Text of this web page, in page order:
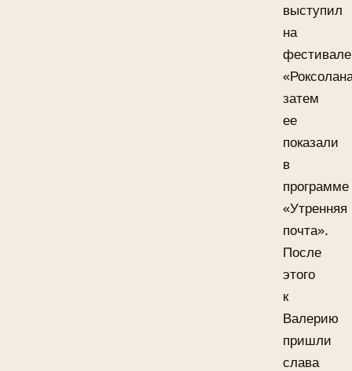
выступил
на
фестивале
затем
ее
показали
в
программе
«Утренняя
почта».
После
этого
к
Валерию
пришли
слава